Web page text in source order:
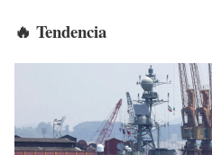
🔥 Tendencia